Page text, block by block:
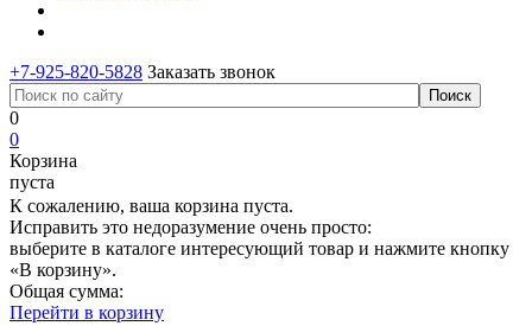
+7-925-820-5828 Заказать звонок
0
0
Корзина
пуста
К сожалению, ваша корзина пуста.
Исправить это недоразумение очень просто:
выберите в каталоге интересующий товар и нажмите кнопку
«В корзину».
Общая сумма:
Перейти в корзину